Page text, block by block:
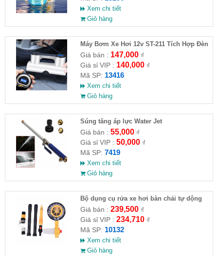
Xem chi tiết
Giỏ hàng
Máy Bơm Xe Hơi 12v ST-211 Tích Hợp Đèn
Giá bán : 147,000₫
Giá sỉ VIP : 140,000₫
Mã SP: 13416
Xem chi tiết
Giỏ hàng
Súng tăng áp lực Water Jet
Giá bán : 55,000₫
Giá sỉ VIP : 50,000₫
Mã SP: 7419
Xem chi tiết
Giỏ hàng
Bộ dụng cụ rửa xe hơi bàn chải tự dộng
kèm 10m ống nước
Giá bán : 239,500₫
Giá sỉ VIP : 234,710₫
Mã SP: 10132
Xem chi tiết
Giỏ hàng